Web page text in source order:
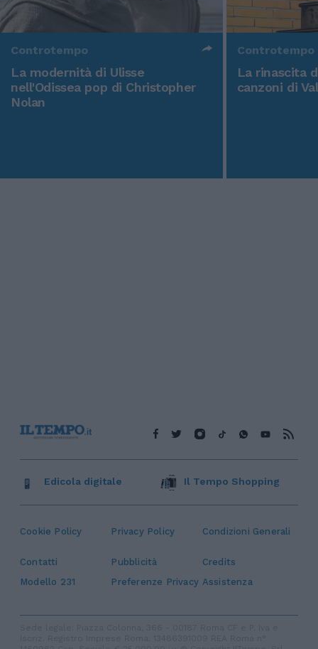
Controtempo
La modernità di Ulisse
nell'Odissea pop di Christopher
Nolan
Controtempo
La rinascita
canzoni di
Cookie Policy Privacy Policy Condizioni Generali
Contatti Pubblicità
Credits
Modello 231
Preferenze Privacy Assistenza
Edicola digitale Il Tempo Shopping